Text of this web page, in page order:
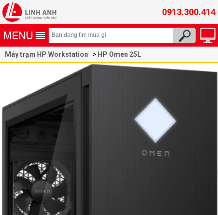
0913.300.414
Máy trạm HP Workstation HP Omen 25L